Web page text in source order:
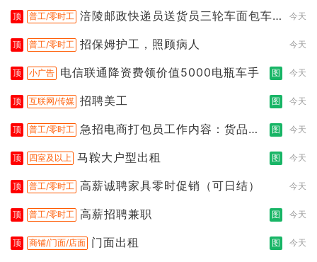
顶 普工/零时工 涪陵邮政快递员送货员三轮车面包车
今天
顶 普工/零时工 招保姆护工，照顾病人 今天
顶 小广告 电信联通降资费领价值5000电瓶车手 图 今天
顶 互联网/传媒 招聘美工 图 今天
顶 普工/零时工 急招电商打包员工作内容：货品分
图 今天
顶 四室及以上 马鞍大户型出租 图 今天
顶 普工/零时工 高薪诚聘家具零时促销（可日结） 今天
顶 普工/零时工 高薪招聘兼职 图 今天
顶 商铺/门面/店面 门面出租 图 今天